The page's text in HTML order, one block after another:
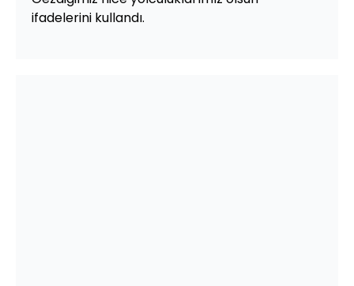
ifadelerini kullandı.